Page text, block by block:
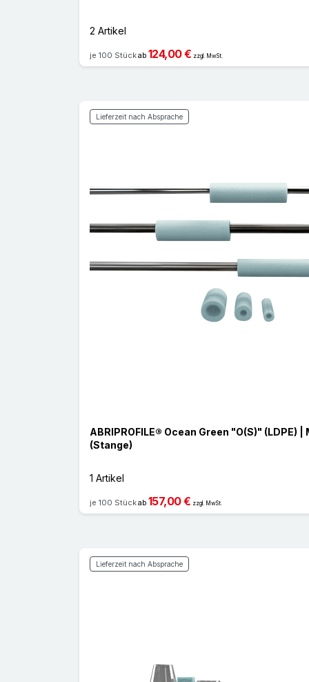
2 Artikel
je 100 Stückab 124,00 € zzgl. MwSt.
Lieferzeit nach Absprache
ABRIPROFILE® Ocean Green "O(S)" (LDPE)
(Stange)
1 Artikel
je 100 Stückab 157,00 € zzgl. MwSt.
Lieferzeit nach Absprache